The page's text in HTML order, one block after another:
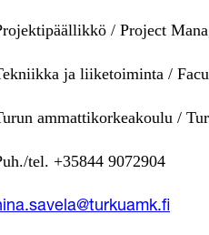
/ Project
ja liiketoiminta /
ammattikorkeakoulu /
tel. +35844 9072904